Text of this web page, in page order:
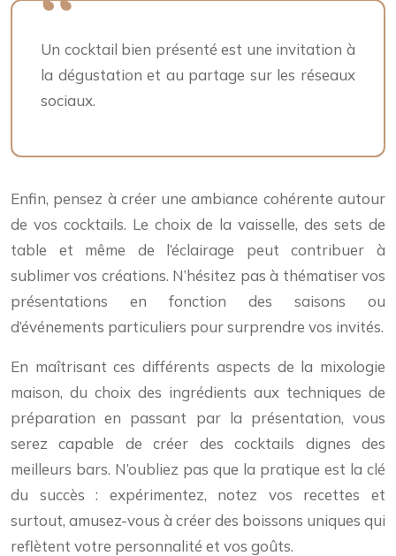
Un cocktail bien présenté est une invitation à
la dégustation et au partage sur les réseaux
sociaux.
Enfin, pensez à créer une ambiance cohérente autour
de vos cocktails. Le choix de la vaisselle, des sets de
table et même de l’éclairage peut contribuer à
sublimer vos créations. N’hésitez pas à thématiser vos
présentations en fonction des saisons ou
d’événements particuliers pour surprendre vos invités.
En maîtrisant ces différents aspects de la mixologie
maison, du choix des ingrédients aux techniques de
préparation en passant par la présentation, vous
serez capable de créer des cocktails dignes des
meilleurs bars. N’oubliez pas que la pratique est la clé
du succès : expérimentez, notez vos recettes et
surtout, amusez-vous à créer des boissons uniques qui
reflètent votre personnalité et vos goûts.